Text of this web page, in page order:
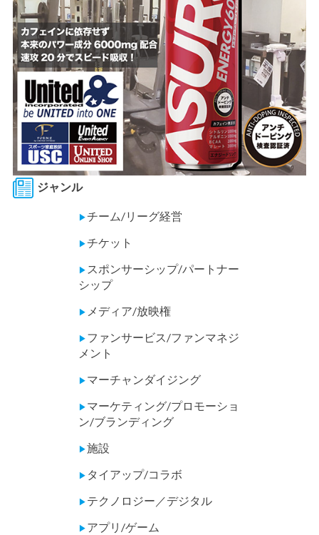
ジャンル
▶チーム/リーグ経営
▶チケット
▶ スポンサーシップ/パートナー
シップ
▶ メディア/放映権
▶ ファンサービス/ファンマネジ
メント
▶ マーチャンダイジング
▶ マーケティング/プロモーショ
ン/ブランディング
▶施設
▶ タイアップ/コラボ
▶ テクノロジー／デジタル
▶ アプリ/ゲーム